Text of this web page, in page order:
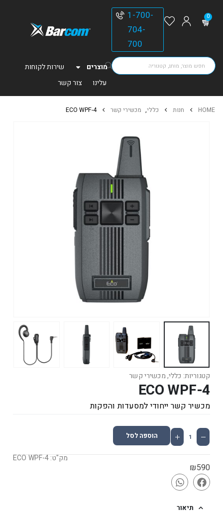
0
1-700-
704-
700
מוצרים
שירות לקוחות
עלינו
צור קשר
HOME חנות כללי, מכשירי קשר ECO WPF-4
קטגוריות: כללי,מכשירי קשר
ECO WPF-4
מכשיר קשר ייחודי למסעדות והפקות
₪590
מק"ט: ECO WPF-4
הוספה לסל
תיאור